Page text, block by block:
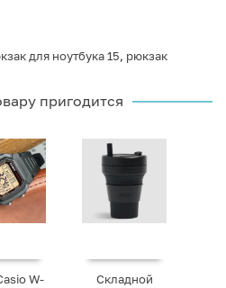
для ноутбука 15, рюкзак
пригодится
W-
Складной